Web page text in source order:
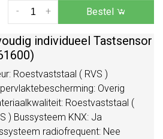
+
- Bestel
individueel Tastsensor
Roestvaststaal ( RVS )
Overig
Roestvaststaal (
) Bussysteem KNX: Ja
radiofrequent: Nee